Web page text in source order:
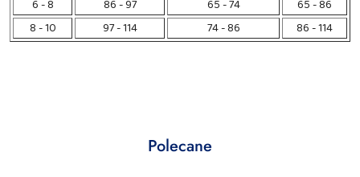
6 - 8
86 - 97 65 - 74
65 - 86
8 - 10
97 - 114 74 - 86 86 - 114
Pomiń karuzelę produktów
Produkty
Polecane